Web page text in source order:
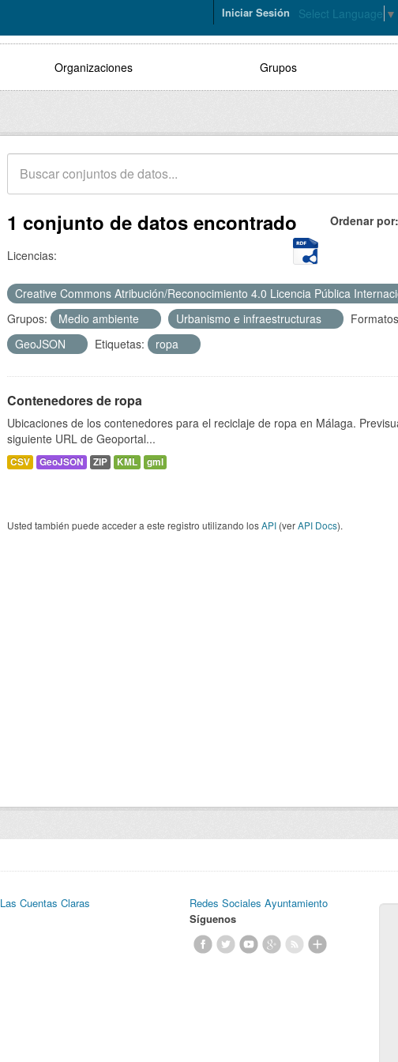
Select Language ▼
Iniciar Sesión
Organizaciones Grupos
Ordenar por
1 conjunto de datos encontrado
Licencias:
Creative Commons Atribución/Reconocimiento 4.0 Licencia Pública
Grupos:
Medio ambiente Urbanismo e infraestructuras
GeoJSON
Etiquetas: ropa
Contenedores de ropa
Ubicaciones de los contenedores para el reciclaje de ropa en Málaga.
siguiente URL de Geoportal...
CSV GeoJSON ZIP KML gml
Usted también puede acceder a este registro utilizando losAPI (verAPI Docs).
Las Cuentas Claras
Redes Sociales Ayuntamiento
Síguenos